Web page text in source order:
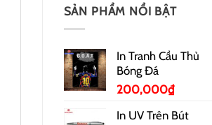
SẢN PHẨM NỔI BẬT
In Tranh Cầu Thủ
Bóng Đá
200,000₫
In UV Trên Bút